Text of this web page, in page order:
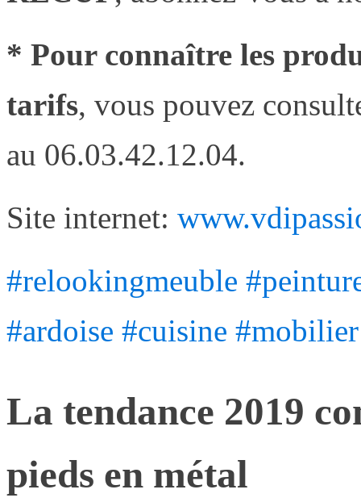
* Pour connaître les
tarifs, vous pouvez
au 06.03.42.12.04.
Site internet:
#relookingmeuble
#ardoise #cuisine #mobilier
La tendance 2019
pieds en métal